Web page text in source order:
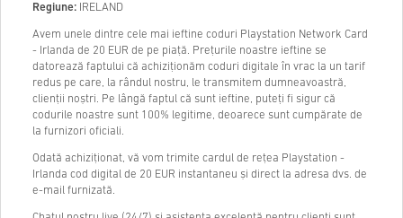
Regiune: IRELAND
Avem unele dintre cele mai ieftine coduri Playstation Network Card
- Irlanda de 20 EUR de pe piață. Prețurile noastre ieftine se
datorează faptului că achiziționăm coduri digitale în vrac la un tarif
redus pe care, la rândul nostru, le transmitem dumneavoastră,
clienții noștri. Pe lângă faptul că sunt ieftine, puteți fi sigur că
codurile noastre sunt 100% legitime, deoarece sunt cumpărate de
la furnizori oficiali.
Odată achiziționat, vă vom trimite cardul de rețea Playstation -
Irlanda cod digital de 20 EUR instantaneu și direct la adresa dvs. de
e-mail furnizată.